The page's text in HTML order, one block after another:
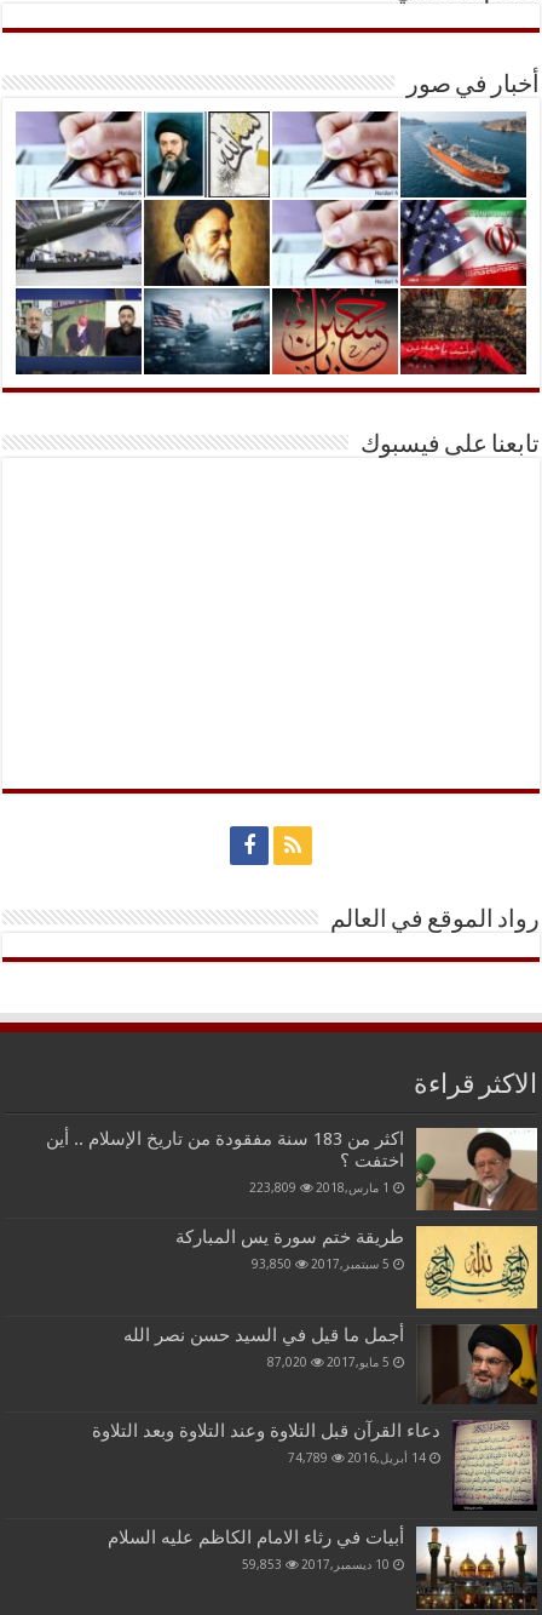
أخبار في صور
تابعنا على فيسبوك
رواد الموقع في العالم
الاكثر قراءة
اكثر من 183 سنة مفقودة من تاريخ الإسلام .. أين
اختفت ؟
1 مارس,2018 223,809
طريقة ختم سورة يس المباركة
5 سبتمبر,2017 93,850
أجمل ما قيل في السيد حسن نصر الله
5 مايو,2017 87,020
دعاء القرآن قبل التلاوة وعند التلاوة وبعد التلاوة
14 أبريل,2016 74,789
أبيات في رثاء الامام الكاظم عليه السلام
10 ديسمبر,2017 59,853